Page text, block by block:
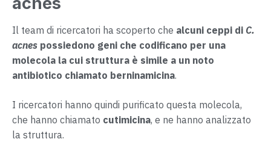
Il team di ricercatori ha scoperto che alcuni ceppi di C.
acnes possiedono geni che codificano per una
molecola la cui struttura è simile a un noto
antibiotico chiamato berninamicina.
I ricercatori hanno quindi purificato questa molecola,
che hanno chiamato cutimicina, e ne hanno analizzato
la struttura.